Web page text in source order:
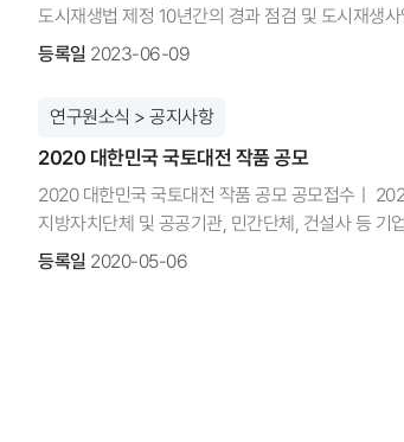
도시재생법 제정 10년간의 경과 점검 및 도시재생
국회의원회관 제2세미나실에서 「도시재생법」 10
경성대학교 교수 등 9인과 국토연구원 김태환 원
도시재생법도 변화된 원도심 현실에 맞게 바뀌어야
효용성을 높이는 것이 필요하다”고 말했다. 또한 “
필요가 있으며 정책 제언에 노력하고 있는 국토연
기관 현장 참석자들이 참여한 종합토론에서는 현
등록일 2023-06-09
연구원소식 > 공지사항
2020 대한민국 국토대전 작품 공모
2020 대한민국 국토대전 작품 공모​ 공모접수ㅣ
지방자치단체 및 공공기관, 민간단체, 건설사 등
국토연구원주 관 | 파이낸셜뉴스, 대한국토·도시
등록일 2020-05-06